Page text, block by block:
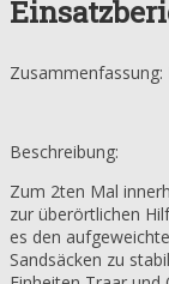
Zusammenfassung:
Beschreibung:
Zum 2ten Mal
zur überörtlichen
es den
Sandsäcken zu